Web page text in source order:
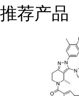
推荐产品